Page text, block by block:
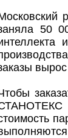
50